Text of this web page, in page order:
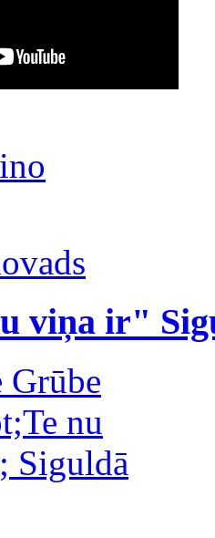
viņa ir"
Grūbe